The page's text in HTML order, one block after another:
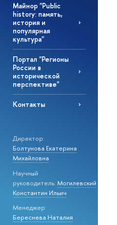
Майнор "Public
history: память,
история и
популярная
культура"
Портал "Регионы
России в
исторической
перспективе"
Контакты
Директор:
Болтунова Екатерина
Михайловна
Научный
руководитель: Могилевский
Константин Ильич
Менеджер:
Береснева Наталия